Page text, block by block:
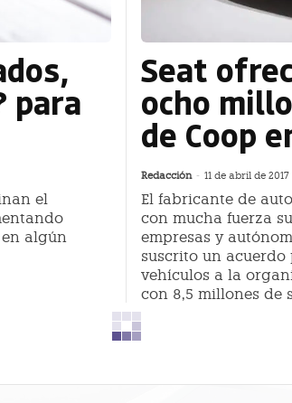
para
el
algún
Seat
ocho
de Coop
Redacción - 11 de abril de 2017
El fabricante de
con mucha fuerza
empresas y
suscrito un acuerdo
vehículos a la
con 8,5 millones de